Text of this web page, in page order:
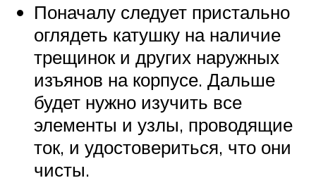
Поначалу следует пристально
оглядеть катушку на наличие
трещинок и других наружных
изъянов на корпусе. Дальше
будет нужно изучить все
элементы и узлы, проводящие
ток, и удостовериться, что они
чисты.